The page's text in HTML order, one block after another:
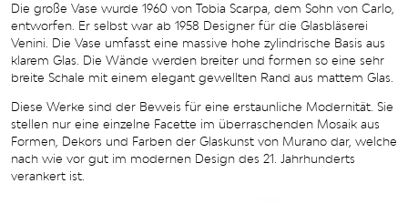
Die große Vase wurde 1960 von Tobia Scarpa, dem Sohn von Carlo,
entworfen. Er selbst war ab 1958 Designer für die Glasbläserei
Venini. Die Vase umfasst eine massive hohe zylindrische Basis aus
klarem Glas. Die Wände werden breiter und formen so eine sehr
breite Schale mit einem elegant gewellten Rand aus mattem Glas.
Diese Werke sind der Beweis für eine erstaunliche Modernität. Sie
stellen nur eine einzelne Facette im überraschenden Mosaik aus
Formen, Dekors und Farben der Glaskunst von Murano dar, welche
nach wie vor gut im modernen Design des 21. Jahrhunderts
verankert ist.